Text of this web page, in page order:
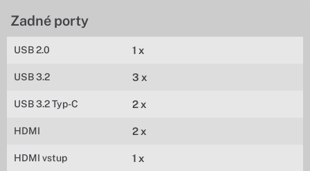
Zadné porty
USB 2.0 1 x
USB 3.2 3 x
USB 3.2 Typ-C 2 x
HDMI 2 x
HDMI vstup 1 x